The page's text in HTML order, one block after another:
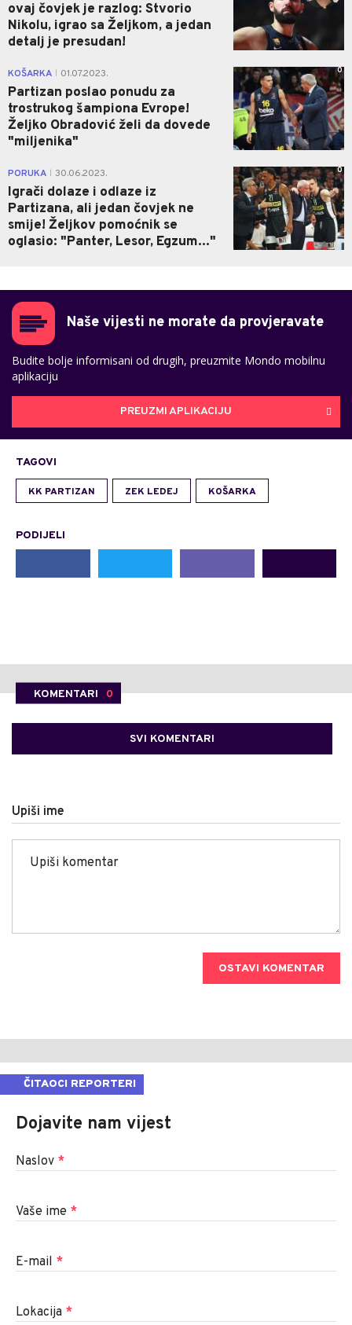
ovaj čovjek je razlog: Stvorio
Nikolu, igrao sa Željkom, a jedan
detalj je presudan!
KOŠARKA 01.07.2023.
Partizan poslao ponudu za
trostrukog šampiona Evrope!
Željko Obradović želi da dovede
"miljenika"
0
PORUKA 30.06.2023.
Igrači dolaze i odlaze iz
Partizana, ali jedan čovjek ne
smije! Željkov pomoćnik se
oglasio: "Panter, Lesor, Egzum..."
0
Naše vijesti ne morate da provjeravate
Budite bolje informisani od drugih, preuzmite Mondo mobilnu
aplikaciju
PREUZMI APLIKACIJU
TAGOVI
KK PARTIZAN ZEK LEDEJ KOŠARKA
PODIJELI
KOMENTARI 0
SVI KOMENTARI
Upiši ime
OSTAVI KOMENTAR
ČITAOCI REPORTERI
Dojavite nam vijest
Naslov *
Vaše ime *
E-mail *
Lokacija *